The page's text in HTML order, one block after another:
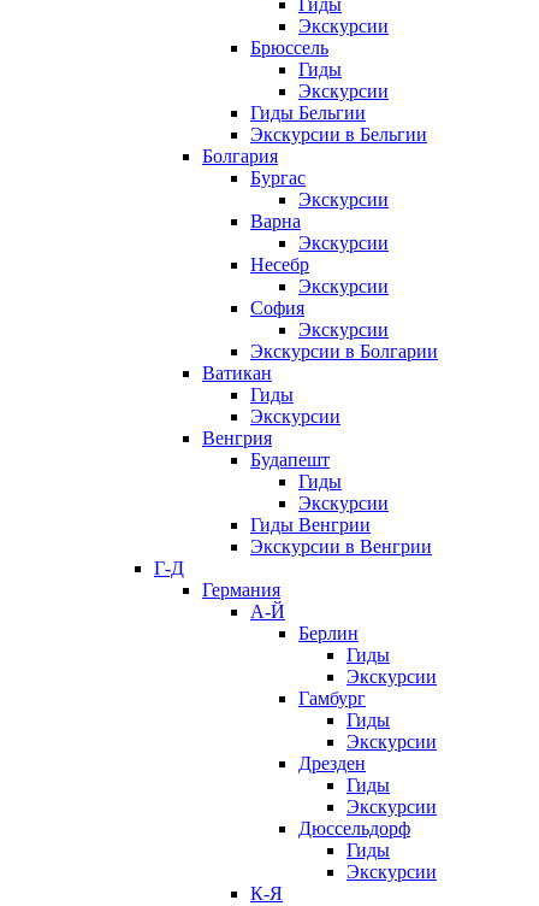
Гиды
Экскурсии
Брюссель
Гиды
Экскурсии
Гиды Бельгии
Экскурсии в Бельгии
Болгария
Бургас
Экскурсии
Варна
Экскурсии
Несебр
Экскурсии
София
Экскурсии
Экскурсии в Болгарии
Ватикан
Гиды
Экскурсии
Венгрия
Будапешт
Гиды
Экскурсии
Гиды Венгрии
Экскурсии в Венгрии
Г-Д
Германия
А-Й
Берлин
Гиды
Экскурсии
Гамбург
Гиды
Экскурсии
Дрезден
Гиды
Экскурсии
Дюссельдорф
Гиды
Экскурсии
К-Я